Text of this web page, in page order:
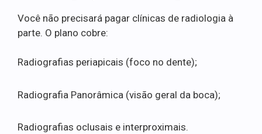
Você não precisará pagar clínicas de radiologia à
parte. O plano cobre:
Radiografias periapicais (foco no dente);
Radiografia Panorâmica (visão geral da boca);
Radiografias oclusais e interproximais.